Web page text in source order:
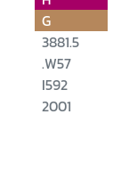
G
3881.5
.W57
I592
2001